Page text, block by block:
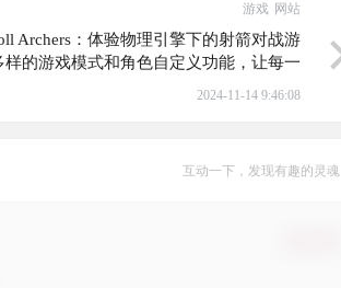
游戏 网站
Archers：体验物理引擎下的射箭对战游
样的游戏模式和角色自定义功能，让每一
箭都可能带来意想不到的布娃娃物理效果
2024-11-14 9:46:08
互动一下，发现有趣的灵魂